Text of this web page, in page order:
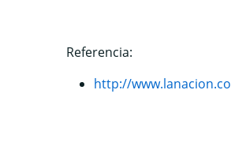
Referencia:
http://